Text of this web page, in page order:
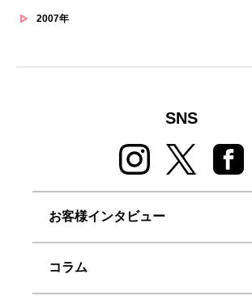
2007年
SNS
お客様インタビュー
コラム